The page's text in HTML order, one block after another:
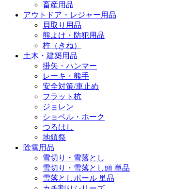
畜産用品
アウトドア・レジャー用品
貝取り用品
熊よけ・防犯用品
杵（きね）
土木・建築用品
掛矢・ハンマー
レーキ・熊手
安全対策/車止め
フラット杭
ジョレン
ショベル・ホーク
つるはし
地鎮祭
除雪用品
雪切り・雪落とし
雪切り・雪落とし頭 単品
雪落としポール 単品